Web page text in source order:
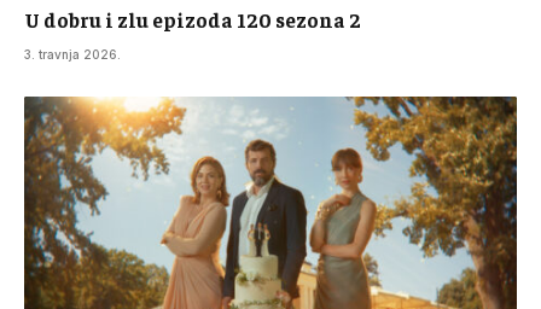
U dobru i zlu epizoda 120 sezona 2
3. travnja 2026.